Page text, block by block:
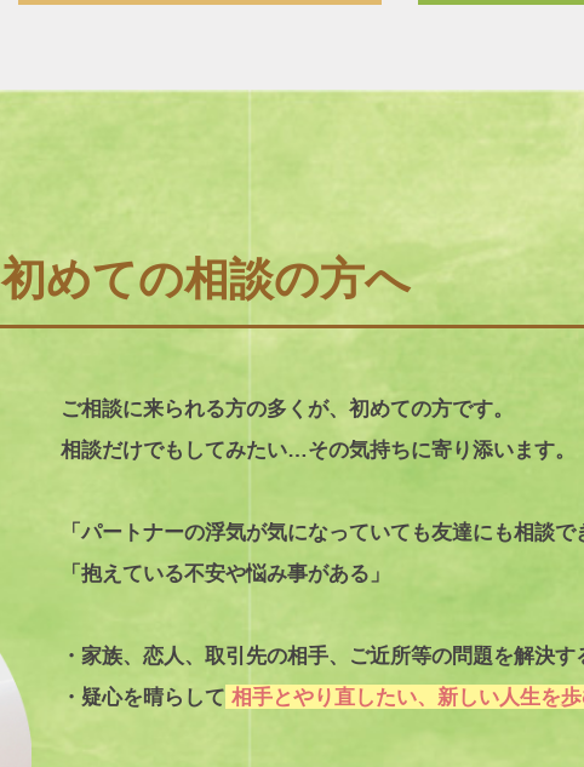
初めての相談の方へ
ご相談に来られる方の多くが、初めての方です。
相談だけでもしてみたい…その気持ちに寄り添います。
「パートナーの浮気が気になっていても友達にも相談で
「抱えている不安や悩み事がある」
・家族、恋人、取引先の相手、ご近所等の問題を解決す
・疑心を晴らして 相手とやり直したい、新しい人生を